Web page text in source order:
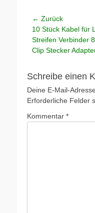
← Zurück
Vorheriger
Beitrag:
10 Stück Kabel für
Streifen Verbinder
Clip Stecker
Schreibe einen
Deine E-Mail-
Erforderliche Felder
Kommentar *